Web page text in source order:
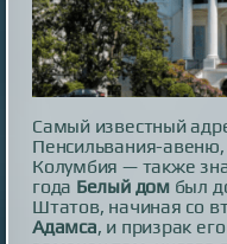
Самый известный
Пенсильвания-
Колумбия — также
года Белый домбыл
Штатов, начиная со
Адамса, и призрак